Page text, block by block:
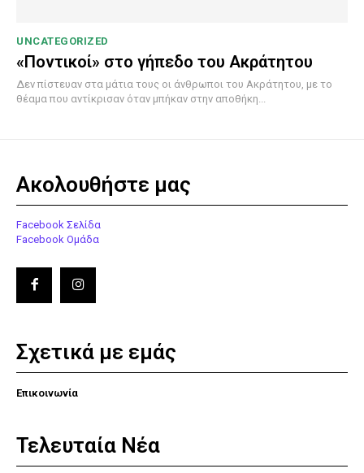
UNCATEGORIZED
«Ποντικοί» στο γήπεδο του Ακράτητου
Δεν πίστευαν στα μάτια τους οι άνθρωποι του Ακράτητου, με το
θέαμα που αντίκρισαν όταν μπήκαν στην αποθήκη...
Ακολουθήστε μας
Facebook Σελίδα
Facebook Ομάδα
Σχετικά με εμάς
Επικοινωνία
Τελευταία Νέα